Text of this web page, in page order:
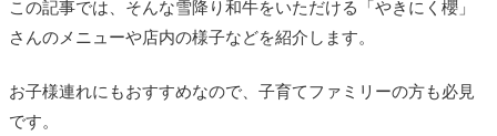
この記事では、そんな雪降り和牛をいただける「やきにく櫻」
さんのメニューや店内の様子などを紹介します。
お子様連れにもおすすめなので、子育てファミリーの方も必見
です。